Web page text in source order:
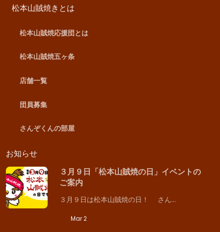
松本山賊焼きとは
松本山賊焼応援団とは
松本山賊焼五ヶ条
店舗一覧
団員募集
さんぞくんの部屋
お知らせ
３月９日「松本山賊焼の日」イベントの
ご案内
３月９日は松本山賊焼の日！ さん…
Mar 2